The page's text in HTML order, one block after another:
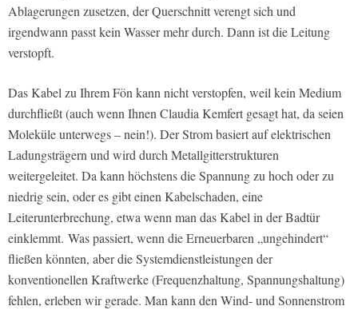
Ablagerungen zusetzen, der Querschnitt verengt sich und
irgendwann passt kein Wasser mehr durch. Dann ist die Leitung
verstopft.
Das Kabel zu Ihrem Fön kann nicht verstopfen, weil kein Medium
durchfließt (auch wenn Ihnen Claudia Kemfert gesagt hat, da seien
Moleküle unterwegs – nein!). Der Strom basiert auf elektrischen
Ladungsträgern und wird durch Metallgitterstrukturen
weitergeleitet. Da kann höchstens die Spannung zu hoch oder zu
niedrig sein, oder es gibt einen Kabelschaden, eine
Leiterunterbrechung, etwa wenn man das Kabel in der Badtür
einklemmt. Was passiert, wenn die Erneuerbaren „ungehindert“
fließen könnten, aber die Systemdienstleistungen der
konventionellen Kraftwerke (Frequenzhaltung, Spannungshaltung)
fehlen, erleben wir gerade. Man kann den Wind- und Sonnenstrom